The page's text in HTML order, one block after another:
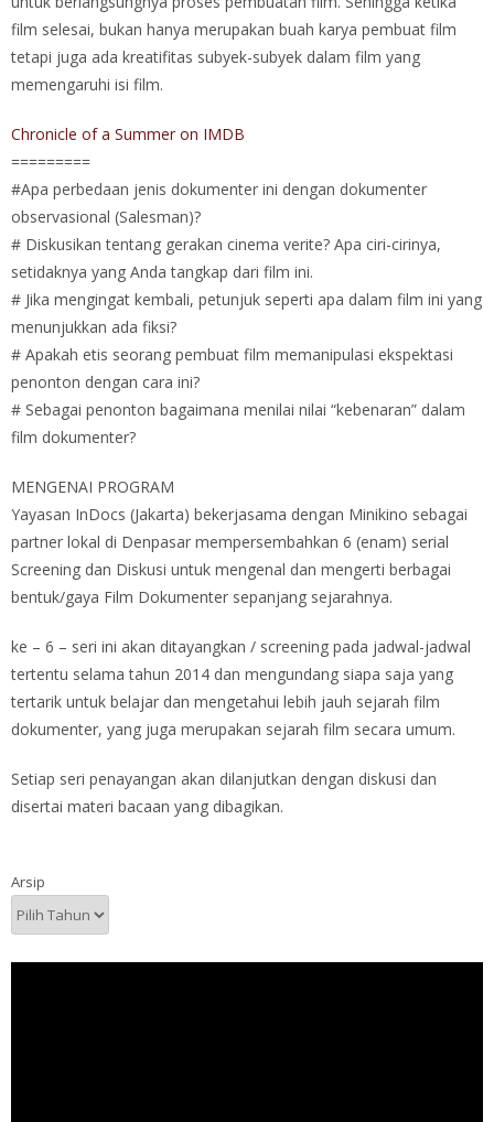
film selesai, bukan hanya merupakan buah karya pembuat film
tetapi juga ada kreatifitas subyek-subyek dalam film yang
memengaruhi isi film.
Chronicle of a Summer on IMDB
=========
#Apa perbedaan jenis dokumenter ini dengan dokumenter
observasional (Salesman)?
# Diskusikan tentang gerakan cinema verite? Apa ciri-cirinya,
setidaknya yang Anda tangkap dari film ini.
# Jika mengingat kembali, petunjuk seperti apa dalam film ini yang
menunjukkan ada fiksi?
# Apakah etis seorang pembuat film memanipulasi ekspektasi
penonton dengan cara ini?
# Sebagai penonton bagaimana menilai nilai “kebenaran” dalam
film dokumenter?
MENGENAI PROGRAM
Yayasan InDocs (Jakarta) bekerjasama dengan Minikino sebagai
partner lokal di Denpasar mempersembahkan 6 (enam) serial
Screening dan Diskusi untuk mengenal dan mengerti berbagai
bentuk/gaya Film Dokumenter sepanjang sejarahnya.
ke – 6 – seri ini akan ditayangkan / screening pada jadwal-jadwal
tertentu selama tahun 2014 dan mengundang siapa saja yang
tertarik untuk belajar dan mengetahui lebih jauh sejarah film
dokumenter, yang juga merupakan sejarah film secara umum.
Setiap seri penayangan akan dilanjutkan dengan diskusi dan
disertai materi bacaan yang dibagikan.
Arsip